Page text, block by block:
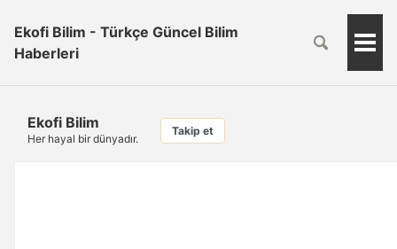
Ekofi Bilim - Türkçe Güncel Bilim
Haberleri
Ekofi Bilim
Her hayal bir dünyadır.
Takip et